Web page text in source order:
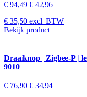
€94,49 € 42,96
€ 35,50 excl. BTW
Bekijk product
Draaiknop | Zigbee-P |
9010
€76,90 € 34,94